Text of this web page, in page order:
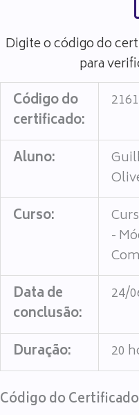
Digite o código do
para
Código do
certificado:
Aluno:
Curso:
-
Data de
conclusão:
24/
Duração: 20
Código do Certificado